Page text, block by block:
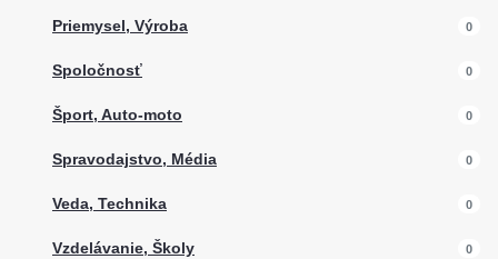
Priemysel, Výroba 0
Spoločnosť 0
Šport, Auto-moto 0
Spravodajstvo, Média 0
Veda, Technika 0
Vzdelávanie, Školy 0